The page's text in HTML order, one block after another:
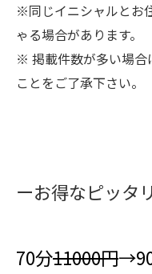
※同じイニシャルとお
ゃる場合があります。
※ 掲載件数が多い場合
ことをご了承下さい。
ーお得なピッタ
70分11000円